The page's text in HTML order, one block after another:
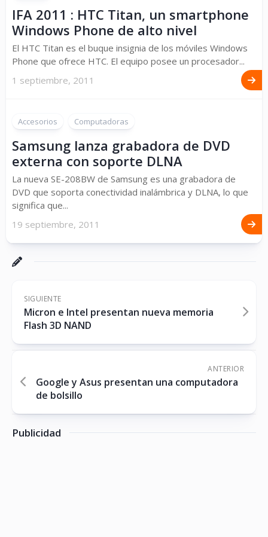
IFA 2011 : HTC Titan, un smartphone
Windows Phone de alto nivel
El HTC Titan es el buque insignia de los móviles Windows
Phone que ofrece HTC. El equipo posee un procesador...
1 septiembre, 2011
Accesorios Computadoras
Samsung lanza grabadora de DVD
externa con soporte DLNA
La nueva SE-208BW de Samsung es una grabadora de
DVD que soporta conectividad inalámbrica y DLNA, lo que
significa que...
19 septiembre, 2011
SIGUIENTE
Micron e Intel presentan nueva memoria
Flash 3D NAND
ANTERIOR
Google y Asus presentan una computadora
de bolsillo
Publicidad